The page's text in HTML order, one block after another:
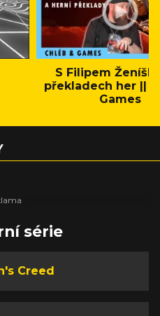
S Filipem
překladech her ||
Games
série
Creed